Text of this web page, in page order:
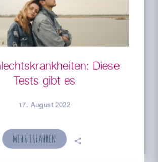
Diese
Tests gibt es
17. August 2022
MEHR ERFAHREN 🗣